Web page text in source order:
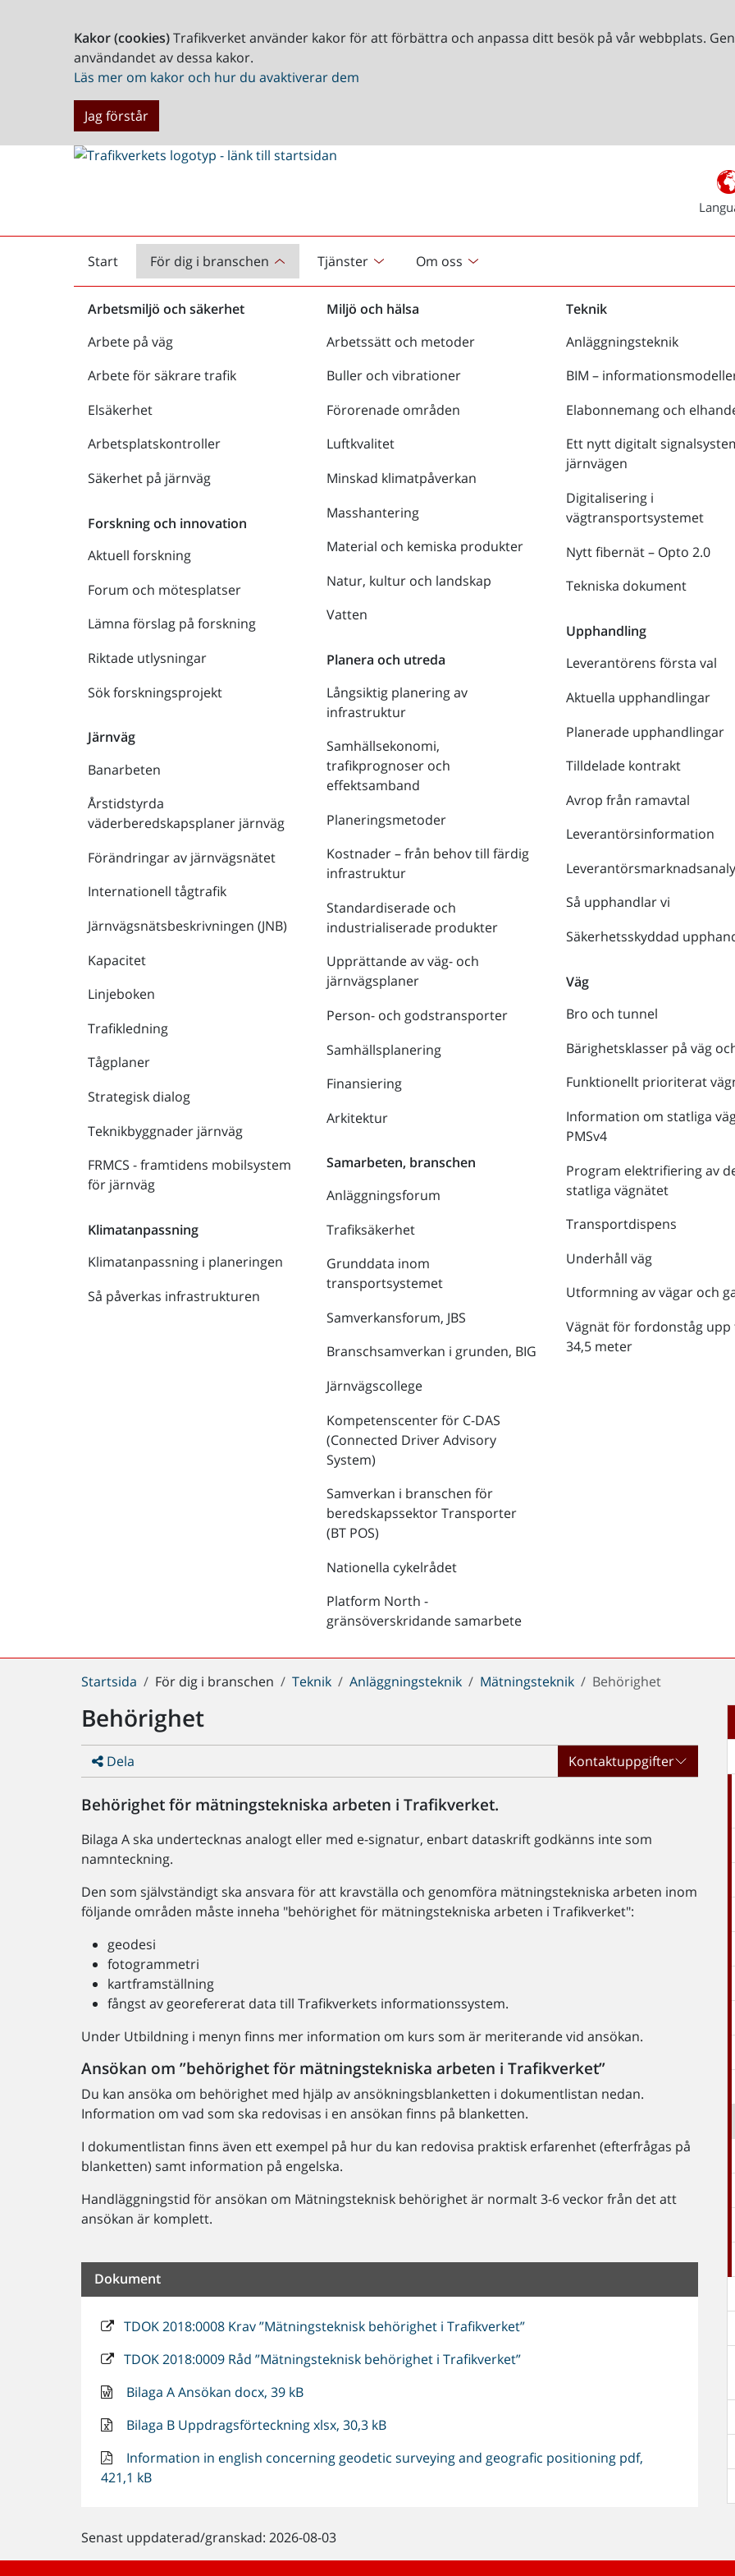
Kakor (cookies)Trafikverket använder kakor för att förbättra och anpassa ditt besök på vår webbplats.
användandet av dessa kakor.
Läs mer om kakor och hur du avaktiverar dem
Jag förstår
Start
Startsida För dig i branschen Tjänster Om oss
Arbetsmiljö och säkerhet
Arbete på väg
Arbete för säkrare trafik
Elsäkerhet
Arbetsplatskontroller
Säkerhet på järnväg
Forskning och innovation
Aktuell forskning
Forum och mötesplatser
Lämna förslag på forskning
Riktade utlysningar
Sök forskningsprojekt
Järnväg
Banarbeten
Årstidstyrda
väderberedskapsplaner järnväg
Förändringar av järnvägsnätet
Internationell tågtrafik
Järnvägsnätsbeskrivningen (JNB)
Kapacitet
Linjeboken
Trafikledning
Tågplaner
Strategisk dialog
Teknikbyggnader järnväg
FRMCS - framtidens mobilsystem
för järnväg
Klimatanpassning
Klimatanpassning i planeringen
Så påverkas infrastrukturen
Miljö och hälsa
Arbetssätt och metoder
Buller och vibrationer
Förorenade områden
Luftkvalitet
Minskad klimatpåverkan
Masshantering
Material och kemiska produkter
Natur, kultur och landskap
Vatten
Planera och utreda
Långsiktig planering av
infrastruktur
Samhällsekonomi,
trafikprognoser och
effektsamband
Planeringsmetoder
Kostnader – från behov till färdig
infrastruktur
Standardiserade och
industrialiserade produkter
Upprättande av väg- och
järnvägsplaner
Person- och godstransporter
Samhällsplanering
Finansiering
Arkitektur
Samarbeten, branschen
Anläggningsforum
Trafiksäkerhet
Grunddata inom
transportsystemet
Samverkansforum, JBS
Branschsamverkan i grunden, BIG
Järnvägscollege
Kompetenscenter för C-DAS
(Connected Driver Advisory
System)
Samverkan i branschen för
beredskapssektor Transporter
(BT POS)
Nationella cykelrådet
Platform North -
gränsöverskridande samarbete
Teknik
Anläggningsteknik
BIM –
Elabonnemang och
Ett nytt digitalt
järnvägen
Digitalisering i
vägtransportsystemet
Nytt fibernät – Opto 2.0
Tekniska dokument
Upphandling
Leverantörens första val
Aktuella upphandlingar
Planerade upphandlingar
Tilldelade kontrakt
Avrop från ramavtal
Leverantörsinformation
Så upphandlar vi
Säkerhetsskyddad
Väg
Bro och tunnel
Bärighetsklasser på väg
Funktionellt prioriterat
Information om statliga
PMSv4
Program elektrifiering av
statliga vägnätet
Transportdispens
Underhåll väg
Utformning av vägar och
Vägnät för fordonståg upp
34,5 meter
Du
här:
Startsida För dig i branschen Teknik Anläggningsteknik Mätningsteknik Behörighet
Behörighet
Dela Kontaktuppgifter
Behörighet för mätningstekniska arbeten i Trafikverket.
Bilaga A ska undertecknas analogt eller med e-signatur, enbart dataskrift godkänns inte som
namnteckning.
Den som självständigt ska ansvara för att kravställa och genomföra mätningstekniska arbeten inom
följande områden måste inneha "behörighet för mätningstekniska arbeten i Trafikverket":
geodesi
fotogrammetri
kartframställning
fångst av georefererat data till Trafikverkets informationssystem.
Under Utbildning i menyn finns mer information om kurs som är meriterande vid ansökan.
Ansökan om ”behörighet för mätningstekniska arbeten i Trafikverket”
Du kan ansöka om behörighet med hjälp av ansökningsblanketten i dokumentlistan nedan.
Information om vad som ska redovisas i en ansökan finns på blanketten.
I dokumentlistan finns även ett exempel på hur du kan redovisa praktisk erfarenhet (efterfrågas på
blanketten) samt information på engelska.
Handläggningstid för ansökan om Mätningsteknisk behörighet är normalt 3-6 veckor från det att
ansökan är komplett.
Dokument
TDOK 2018:0008 Krav ”Mätningsteknisk behörighet i Trafikverket”
TDOK 2018:0009 Råd ”Mätningsteknisk behörighet i Trafikverket”
Bilaga A Ansökan docx, 39 kB
Bilaga B Uppdragsförteckning xlsx, 30,3 kB
Information in english concerning geodetic surveying and geografic positioning pdf,
421,1 kB
Senast uppdaterad/granskad: 2026-08-03